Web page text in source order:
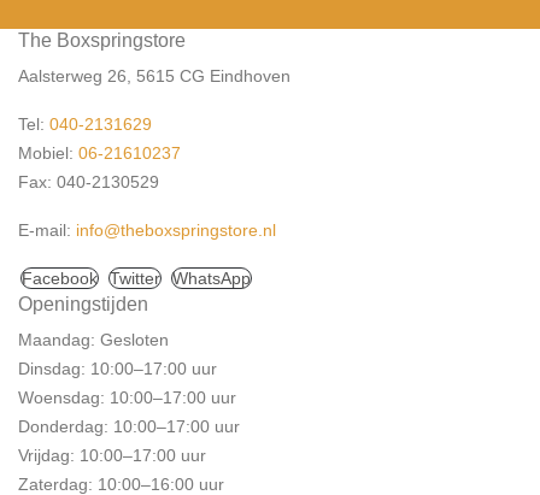
The Boxspringstore
Aalsterweg 26, 5615 CG Eindhoven
Tel: 040-2131629
Mobiel: 06-21610237
Fax: 040-2130529
E-mail: info@theboxspringstore.nl
Facebook Twitter WhatsApp
Openingstijden
Maandag: Gesloten
Dinsdag: 10:00–17:00 uur
Woensdag: 10:00–17:00 uur
Donderdag: 10:00–17:00 uur
Vrijdag: 10:00–17:00 uur
Zaterdag: 10:00–16:00 uur